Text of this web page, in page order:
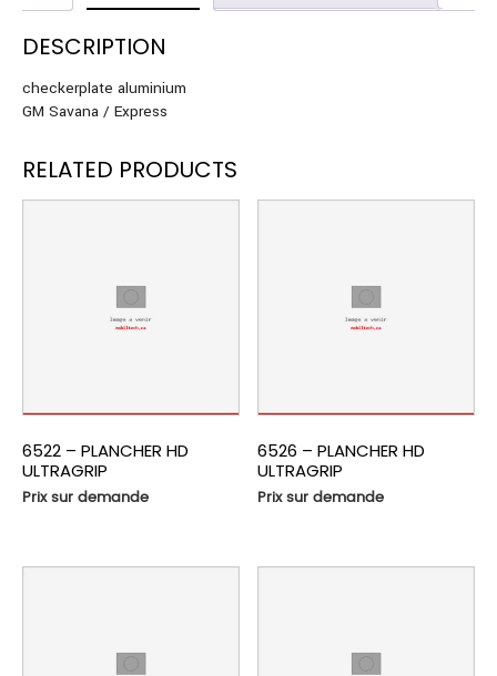
DESCRIPTION
checkerplate aluminium
GM Savana / Express
RELATED PRODUCTS
6522 – PLANCHER HD
ULTRAGRIP
Prix sur demande
6526 – PLANCHER HD
ULTRAGRIP
Prix sur demande